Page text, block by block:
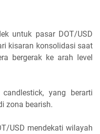
untuk pasar DOT/USD
kisaran konsolidasi saat
bergerak ke arah level
yang berarti
zona bearish.
USD mendekati wilayah